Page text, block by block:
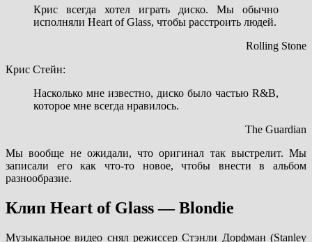
Крис всегда хотел играть диско. Мы обычно
исполняли Heart of Glass, чтобы расстроить людей.
Rolling Stone
Крис Стейн:
Насколько мне известно, диско было частью R&B,
которое мне всегда нравилось.
The Guardian
Мы вообще не ожидали, что оригинал так выстрелит. Мы
записали его как что-то новое, чтобы внести в альбом
разнообразие.
Клип Heart of Glass — Blondie
Музыкальное видео снял режиссер Стэнли Дорфман (Stanley